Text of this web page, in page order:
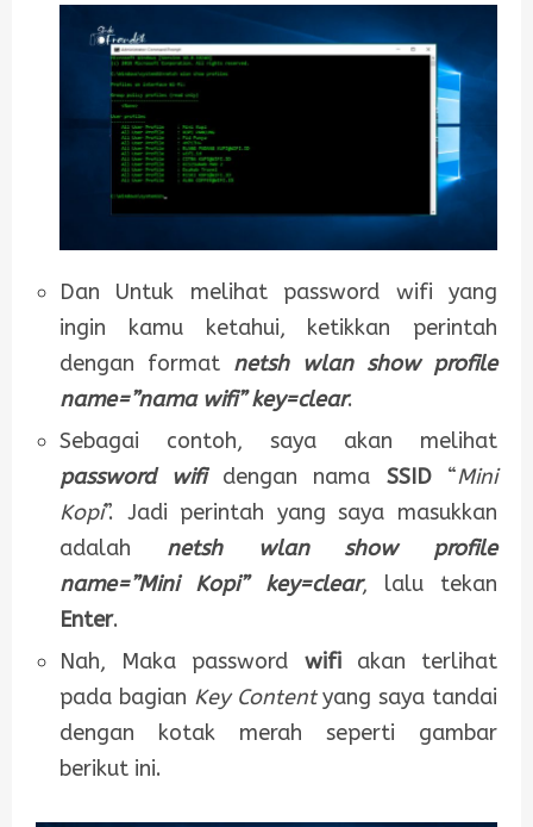
Dan Untuk melihat password wifi yang
ingin kamu ketahui, ketikkan perintah
dengan format netsh wlan show profile
name=”nama wifi” key=clear.
Sebagai contoh, saya akan melihat
password wifidengan nama SSID“Mini
Kopi”. Jadi perintah yang saya masukkan
adalah netsh wlan show profile
name=”Mini Kopi” key=clear, lalu tekan
Enter.
Nah, Maka password wifiakan terlihat
pada bagian Key Contentyang saya tandai
dengan kotak merah seperti gambar
berikut ini.